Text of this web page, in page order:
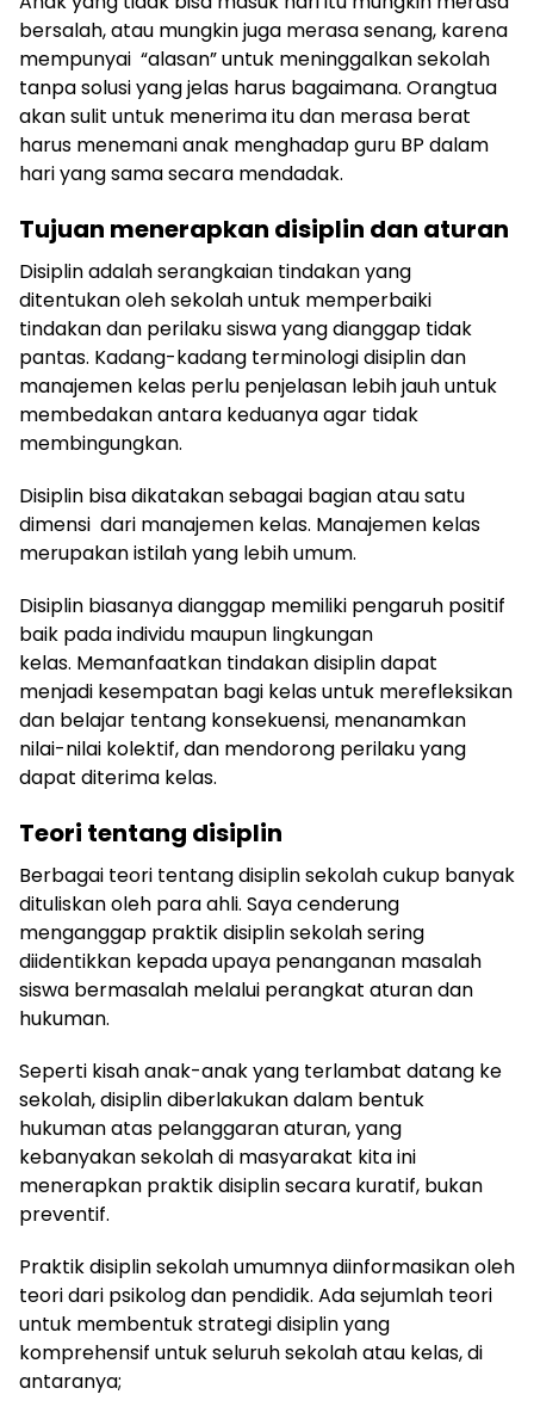
bersalah, atau mungkin juga merasa senang, karena
mempunyai “alasan” untuk meninggalkan sekolah
tanpa solusi yang jelas harus bagaimana. Orangtua
akan sulit untuk menerima itu dan merasa berat
harus menemani anak menghadap guru BP dalam
hari yang sama secara mendadak.
Tujuan menerapkan disiplin dan aturan
Disiplin adalah serangkaian tindakan yang
ditentukan oleh sekolah untuk memperbaiki
tindakan dan perilaku siswa yang dianggap tidak
pantas. Kadang-kadang terminologi disiplin dan
manajemen kelas perlu penjelasan lebih jauh untuk
membedakan antara keduanya agar tidak
membingungkan.
Disiplin bisa dikatakan sebagai bagian atau satu
dimensi dari manajemen kelas. Manajemen kelas
merupakan istilah yang lebih umum.
Disiplin biasanya dianggap memiliki pengaruh positif
baik pada individu maupun lingkungan
kelas. Memanfaatkan tindakan disiplin dapat
menjadi kesempatan bagi kelas untuk merefleksikan
dan belajar tentang konsekuensi, menanamkan
nilai-nilai kolektif, dan mendorong perilaku yang
dapat diterima kelas.
Teori tentang disiplin
Berbagai teori tentang disiplin sekolah cukup banyak
dituliskan oleh para ahli. Saya cenderung
menganggap praktik disiplin sekolah sering
diidentikkan kepada upaya penanganan masalah
siswa bermasalah melalui perangkat aturan dan
hukuman.
Seperti kisah anak-anak yang terlambat datang ke
sekolah, disiplin diberlakukan dalam bentuk
hukuman atas pelanggaran aturan, yang
kebanyakan sekolah di masyarakat kita ini
menerapkan praktik disiplin secara kuratif, bukan
preventif.
Praktik disiplin sekolah umumnya diinformasikan oleh
teori dari psikolog dan pendidik. Ada sejumlah teori
untuk membentuk strategi disiplin yang
komprehensif untuk seluruh sekolah atau kelas, di
antaranya;